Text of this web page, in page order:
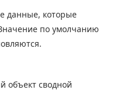
данные, которые
по умолчанию
объект сводной